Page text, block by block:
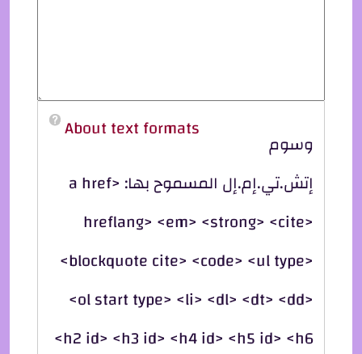
About text formats
وسوم
إتش.تي.إم.إل المسموح بها: <a href
hreflang> <em> <strong> <cite>
<blockquote cite> <code> <ul type>
<ol start type> <li> <dl> <dt> <dd>
<h2 id> <h3 id> <h4 id> <h5 id> <h6